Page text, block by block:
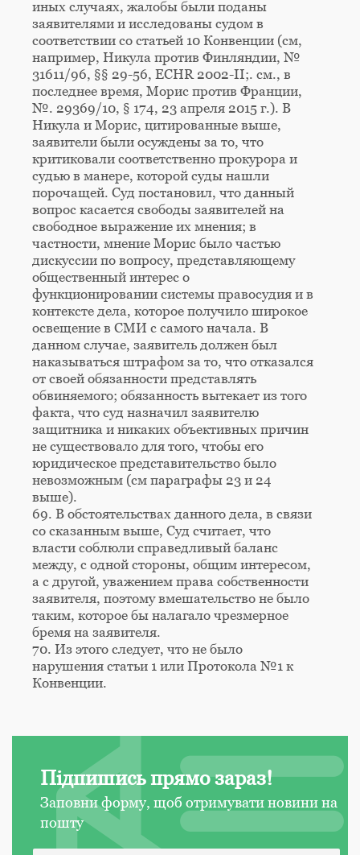
иных случаях, жалобы были поданы
заявителями и исследованы судом в
соответствии со статьей 10 Конвенции (см,
например, Никула против Финляндии, №
31611/96, §§ 29-56, ECHR 2002-II;. см., в
последнее время, Морис против Франции,
№. 29369/10, § 174, 23 апреля 2015 г.). В
Никула и Морис, цитированные выше,
заявители были осуждены за то, что
критиковали соответственно прокурора и
судью в манере, которой суды нашли
порочащей. Суд постановил, что данный
вопрос касается свободы заявителей на
свободное выражение их мнения; в
частности, мнение Морис было частью
дискуссии по вопросу, представляющему
общественный интерес о
функционировании системы правосудия и в
контексте дела, которое получило широкое
освещение в СМИ с самого начала. В
данном случае, заявитель должен был
наказываться штрафом за то, что отказался
от своей обязанности представлять
обвиняемого; обязанность вытекает из того
факта, что суд назначил заявителю
защитника и никаких объективных причин
не существовало для того, чтобы его
юридическое представительство было
невозможным (см параграфы 23 и 24
выше).
69. В обстоятельствах данного дела, в связи
со сказанным выше, Суд считает, что
власти соблюли справедливый баланс
между, с одной стороны, общим интересом,
а с другой, уважением права собственности
заявителя, поэтому вмешательство не было
таким, которое бы налагало чрезмерное
бремя на заявителя.
70. Из этого следует, что не было
нарушения статьи 1 или Протокола №1 к
Конвенции.
Підпишись прямо зараз!
Заповни форму, щоб отримувати новини на
пошту